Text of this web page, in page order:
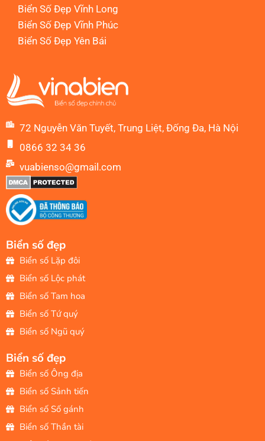
Biển Số Đẹp Vĩnh Long
Biển Số Đẹp Vĩnh Phúc
Biển Số Đẹp Yên Bái
72 Nguyễn Văn Tuyết, Trung Liệt, Đống Đa, Hà Nội
0866 32 34 36
vuabienso@gmail.com
Biển số đẹp
Biển số Lặp đôi
Biển số Lộc phát
Biển số Tam hoa
Biển số Tứ quý
Biển số Ngũ quý
Biển số đẹp
Biển số Ông địa
Biển số Sảnh tiến
Biển số Số gánh
Biển số Thần tài